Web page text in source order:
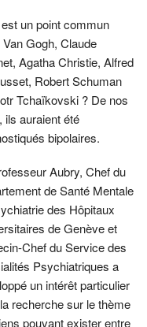
un point commun
Van Gogh, Claude
Agatha Christie, Alfred
Robert Schuman
Tchaïkovski ? De nos
ils auraient été
bipolaires.
Aubry, Chef du
de Santé Mentale
des Hôpitaux
de Genève et
Chef du Service des
Psychiatriques a
un intérêt particulier
recherche sur le thème
pouvant exister entre